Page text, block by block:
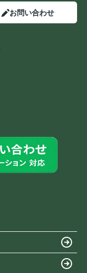
お問い合わせ